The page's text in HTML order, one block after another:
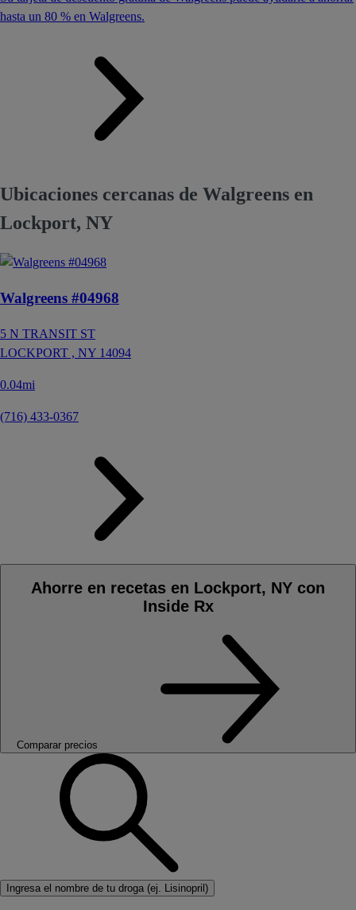
hasta un 80 % en Walgreens.
Ubicaciones cercanas de Walgreens en
Lockport, NY
Walgreens #04968
5 N TRANSIT ST
LOCKPORT , NY 14094
0.04mi
(716) 433-0367
Ahorre en recetas en Lockport, NY con
Inside Rx
Comparar precios
Ingresa el nombre de tu droga (ej. Lisinopril)